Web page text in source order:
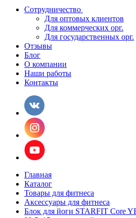
Сотрудничество
Для оптовых клиентов
Для коммерческих орг.
Для государственных орг.
Отзывы
Блог
О компании
Наши работы
Контакты
Главная
Каталог
Товары для фитнеса
Аксессуары для фитнеса
Блок для йоги STARFIT Core